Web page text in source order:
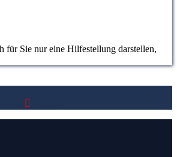
für Sie nur eine Hilfestellung darstellen,